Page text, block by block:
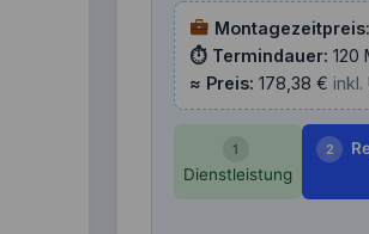
Montagezeitpreis:
⏱ Termindauer: 120
≈ Preis: 178,38 € inkl.
1
Dienstleistung
2